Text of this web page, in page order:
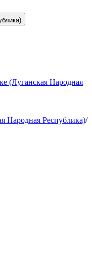
(Луганская Народная
Народная Республика)/